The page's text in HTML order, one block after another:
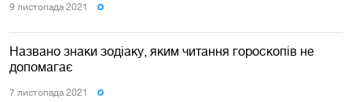
9 листопада 2021
Названо знаки зодіаку, яким читання гороскопів не
допомагає
7 листопада 2021